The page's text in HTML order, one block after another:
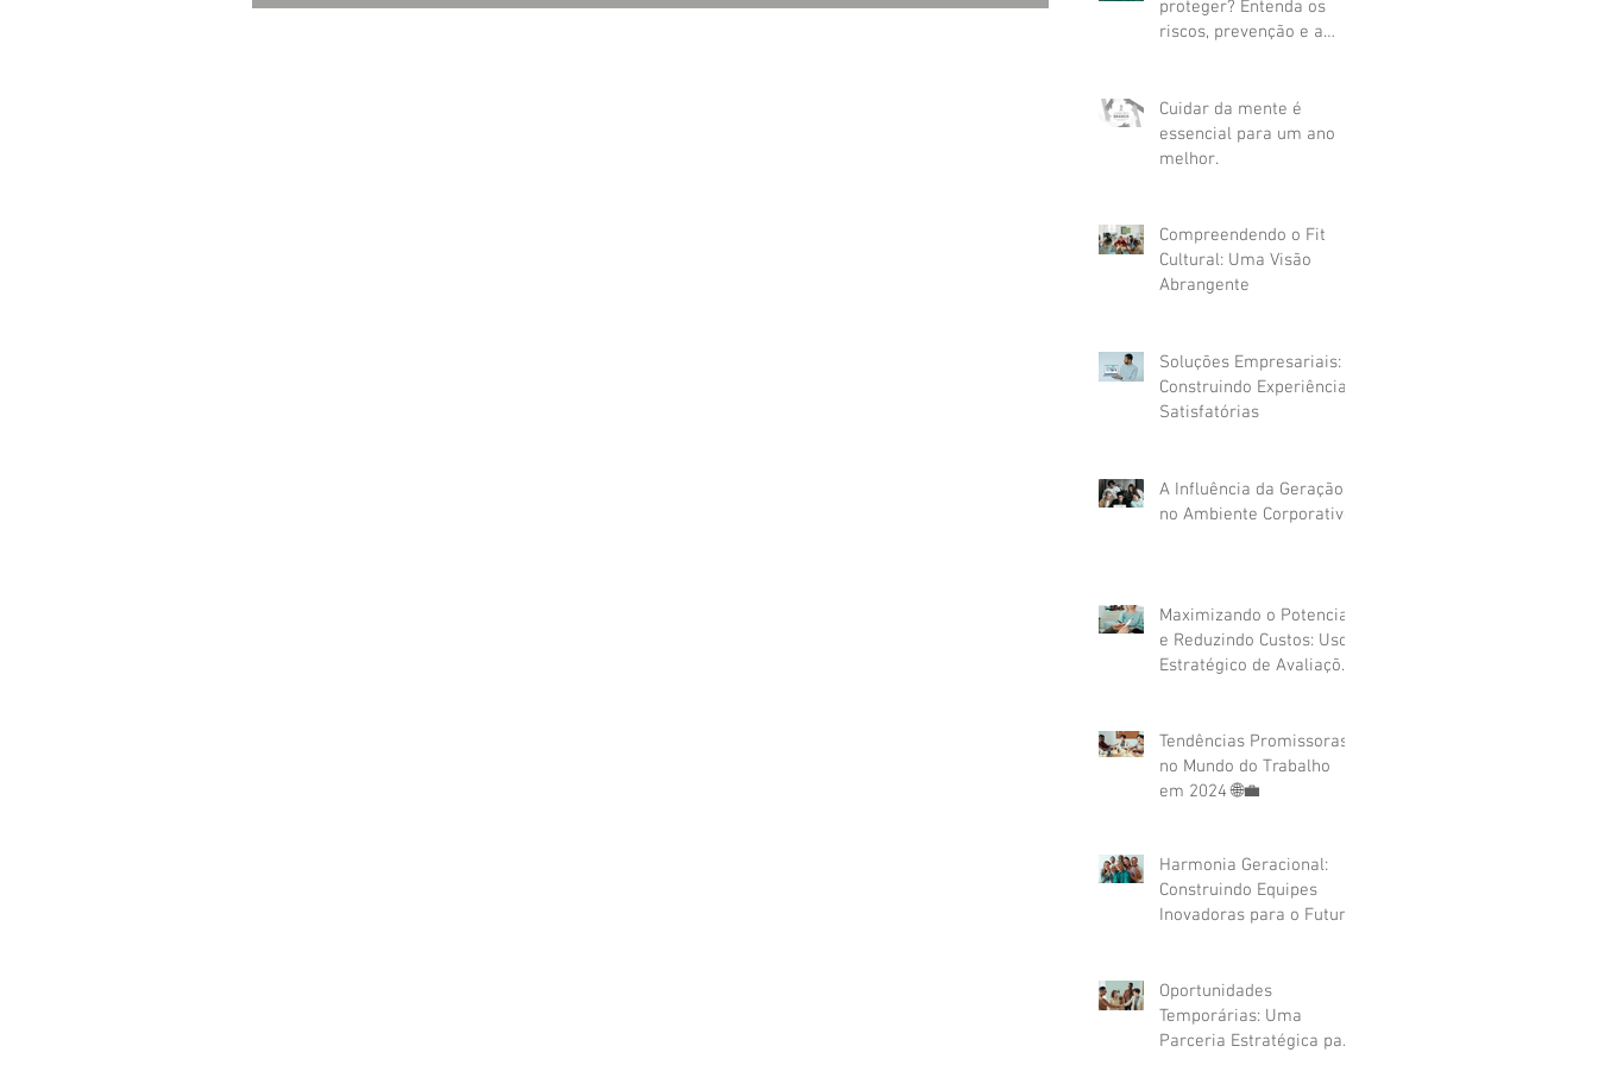
proteger? Entenda os
riscos, prevenção e a
Cuidar da mente é
essencial para um ano
melhor.
Compreendendo o Fit
Cultural: Uma Visão
Abrangente
Soluções Empresariais:
Construindo Experiências
Satisfatórias
A Influência da Geração Z
no Ambiente Corporativo
Maximizando o Potencial
e Reduzindo Custos: Uso
Estratégico de Avaliações
Recrutamento
Corporativo
Tendências Promissoras
no Mundo do Trabalho
em 2024 🌐💼
Harmonia Geracional:
Construindo Equipes
Inovadoras para o Futuro
Oportunidades
Temporárias: Uma
Parceria Estratégica para